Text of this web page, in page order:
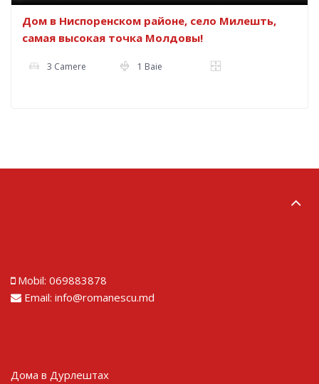
Дом в Ниспоренском районе, село Милешть,
самая высокая точка Молдовы!
3 Camere 1 Baie
Mobil: 069883878
Email: info@romanescu.md
Дома в Дурлештах